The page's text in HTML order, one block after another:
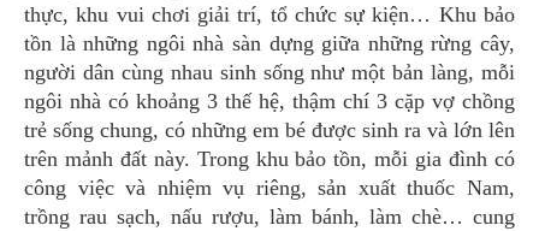
thực, khu vui chơi giải trí, tổ chức sự kiện… Khu bảo
tồn là những ngôi nhà sàn dựng giữa những rừng cây,
người dân cùng nhau sinh sống như một bản làng, mỗi
ngôi nhà có khoảng 3 thế hệ, thậm chí 3 cặp vợ chồng
trẻ sống chung, có những em bé được sinh ra và lớn lên
trên mảnh đất này. Trong khu bảo tồn, mỗi gia đình có
công việc và nhiệm vụ riêng, sản xuất thuốc Nam,
trồng rau sạch, nấu rượu, làm bánh, làm chè… cung